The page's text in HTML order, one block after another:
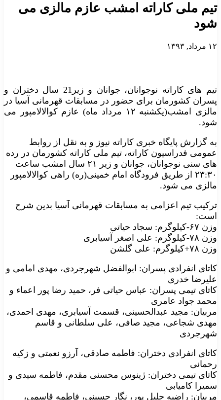
تیم ملی کاراته امشب عازم مالزی می
شود
۱۲ مرداد, ۱۳۹۳
تیم های کاراته نوجوانان، جوانان و زیر21 سال دختران و
پسران کشورمان برای حضور در مسابقات قهرمانی آسیا در
مالزی امشب(یکشنبه ۱۲ مرداد ماه) عازم کوالالامپور می
شود.
به گزارش پایگاه خبری کاراته نیوز و به نقل از روابط
عمومی فدراسیون کاراته، تیم ملی کاراته کشورمان در رده
های سنی نوجوانان، جوانان و زیر ۲۱ سال امشب ساعت
۲۳:۳۰ از طریق فرودگاه امام خمینی(ره) راهی کوالالامپور
مالزی می شود.
ترکیب تیم اعزامی به مسابقات قهرمانی آسیا بدین شرح
است:
وزن ۶۷-کیلوگرم: سجاد حیاتی
وزن ۷۸-کیلوگرم: علی اصغر آسیابری
وزن ۷۸+کیلوگرم: علی گلشن
کاتای انفرادی پسران: ابوالفضل شهرجردی، مهدی امامی و
علیرضا خدری
کاتای تیمی پسران: عباس حیاتی فر، حمید رضا پور اعماء و
محمد جواد عامری
مربیان: مجید عبدالحسینی، قسمت آسیابری، مهدی احمدی،
مهدی شجاعی، مجید صافی، علی سلطانی و قاسم
شهرجردی
کاتای انفرادی دختران: فاطمه صادقی، آرزو نعمتی و زکیه
رحمانی
کاتای تیمی دختران: ژینوس محسنی مقدم، فاطمه سیدی و
سمیرا کامیابی
مربیان: راضیه جلیل پور، نگار حسینی، فاطمه قاسمی،